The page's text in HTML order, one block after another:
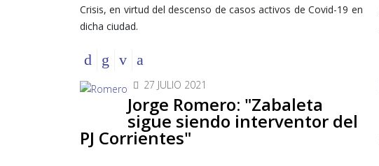
Crisis, en virtud del descenso de casos activos de Covid-19 en
dicha ciudad.
27 JULIO 2021
Jorge Romero: "Zabaleta
sigue siendo interventor del
PJ Corrientes"